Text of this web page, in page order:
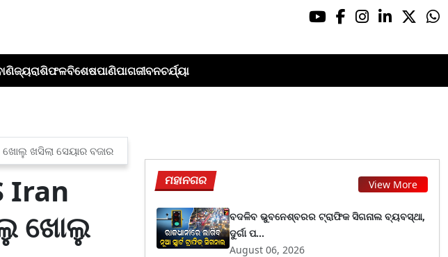
ରାଶିଫଳବିଶେଷପାଣିପାଗଜୀବନଚର୍ଯ୍ୟା
ଖସିଲା ସେୟାର ବଜାର
Iran
ଖୋଲୁ
ମହାନଗର View More
ବଦଳିବ ଭୁବନେଶ୍ବରର ଟ୍ରାଫିକ ସିଗନାଲ ବ୍ୟବସ୍ଥା,
ଦୁର୍ଗା ପ...
August 06, 2026